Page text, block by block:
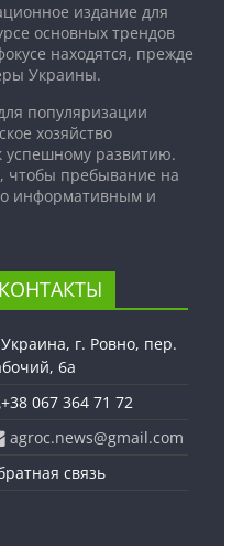
издание для
основных трендов
находятся, прежде
Украины.
популяризации
хозяйство
успешному развитию.
чтобы пребывание на
информативным и
КОНТАКТЫ
Украина, г. Ровно, пер.
6а
+38 067 364 71 72
agroc.news@gmail.com
связь